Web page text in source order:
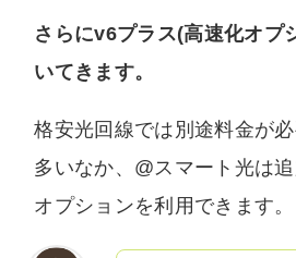
さらにv6プラス(高速化オプ
いてきます。
格安光回線では別途料金が
多いなか、@スマート光は
オプションを利用できます。